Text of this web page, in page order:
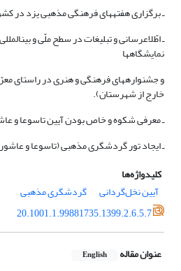
ـ برگزاری هفته­های فرهنگی مذهبی یزد در
ـ اطّلاع­رسانی و تبلیغات در سطح ملّی و
نمایشگاه­ها
و جشنواره­های فرهنگی و هنری در راستای
خارج از شهرستان).
ـ معرفی شکوه و خاص بودن آیین تاسوعا و
ـ ایجاد تور گردشگری مذهبی (تاسوعا و
کلیدواژه‌ها
آیین نخل‌گردانی
گردشگری مذهبی
20.1001.1.99881735.1399.2.6.5.7
عنوان مقاله English